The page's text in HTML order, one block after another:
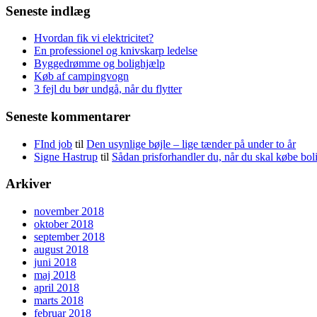
Seneste indlæg
Hvordan fik vi elektricitet?
En professionel og knivskarp ledelse
Byggedrømme og bolighjælp
Køb af campingvogn
3 fejl du bør undgå, når du flytter
Seneste kommentarer
FInd job til Den usynlige bøjle – lige tænder på under to år
Signe Hastrup til Sådan prisforhandler du, når du skal købe
Arkiver
november 2018
oktober 2018
september 2018
august 2018
juni 2018
maj 2018
april 2018
marts 2018
februar 2018